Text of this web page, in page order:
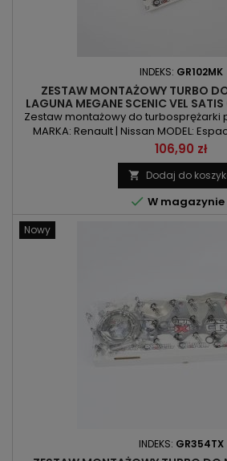
INDEKS: GR102MK
ZESTAW MONTAŻOWY TURBO
LAGUNA MEGANE SCENIC VEL
2.0DCI 130KM 150KM
Zestaw montażowy do turbosprężarki
MARKA: Renault | Nissan MODEL:
Megane | Scenic | Vel Satis | Qashqai | X-
M9R | M9R615 | M9R700 | M9R721 |
M9R744 | M9R760 | M9R802 | M9R805
M9R820 | M9R830 | M9R832 | M9R855 |
1995ccm...
Cena
106,90 zł
 Dodaj do
 W magazynie
Nowy
INDEKS: GR354TX